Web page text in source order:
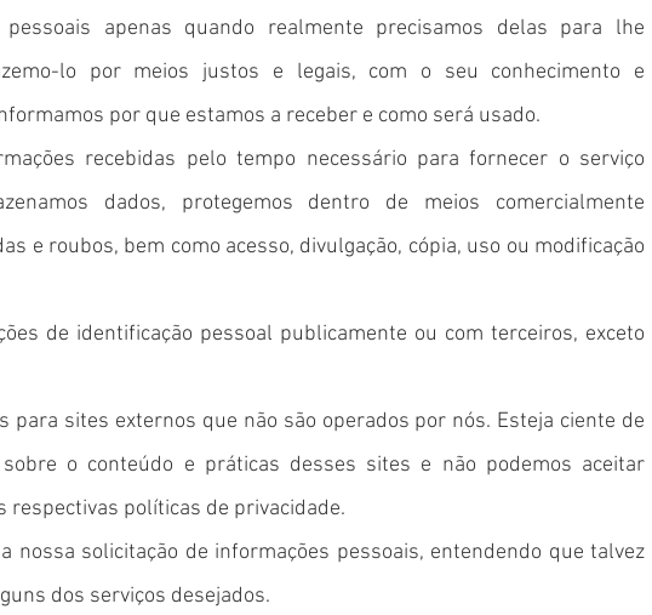
pessoais apenas quando realmente precisamos delas para lhe
lo por meios justos e legais, com o seu conhecimento e
por que estamos a receber e como será usado.
recebidas pelo tempo necessário para fornecer o serviço
dados, protegemos dentro de meios comercialmente
e roubos, bem como acesso, divulgação, cópia, uso ou modificação
de identificação pessoal publicamente ou com terceiros, exceto
para sites externos que não são operados por nós. Esteja ciente de
o conteúdo e práticas desses sites e não podemos aceitar
respectivas políticas de privacidade.
nossa solicitação de informações pessoais, entendendo que talvez
dos serviços desejados.